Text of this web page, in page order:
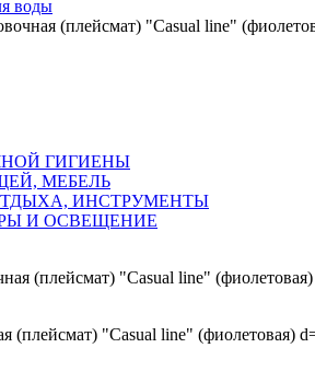
воды
(плейсмат) "Сasual line"
ГИГИЕНЫ
МЕБЕЛЬ
ИНСТРУМЕНТЫ
И ОСВЕЩЕНИЕ
(плейсмат) "Сasual line" (фиолетовая)